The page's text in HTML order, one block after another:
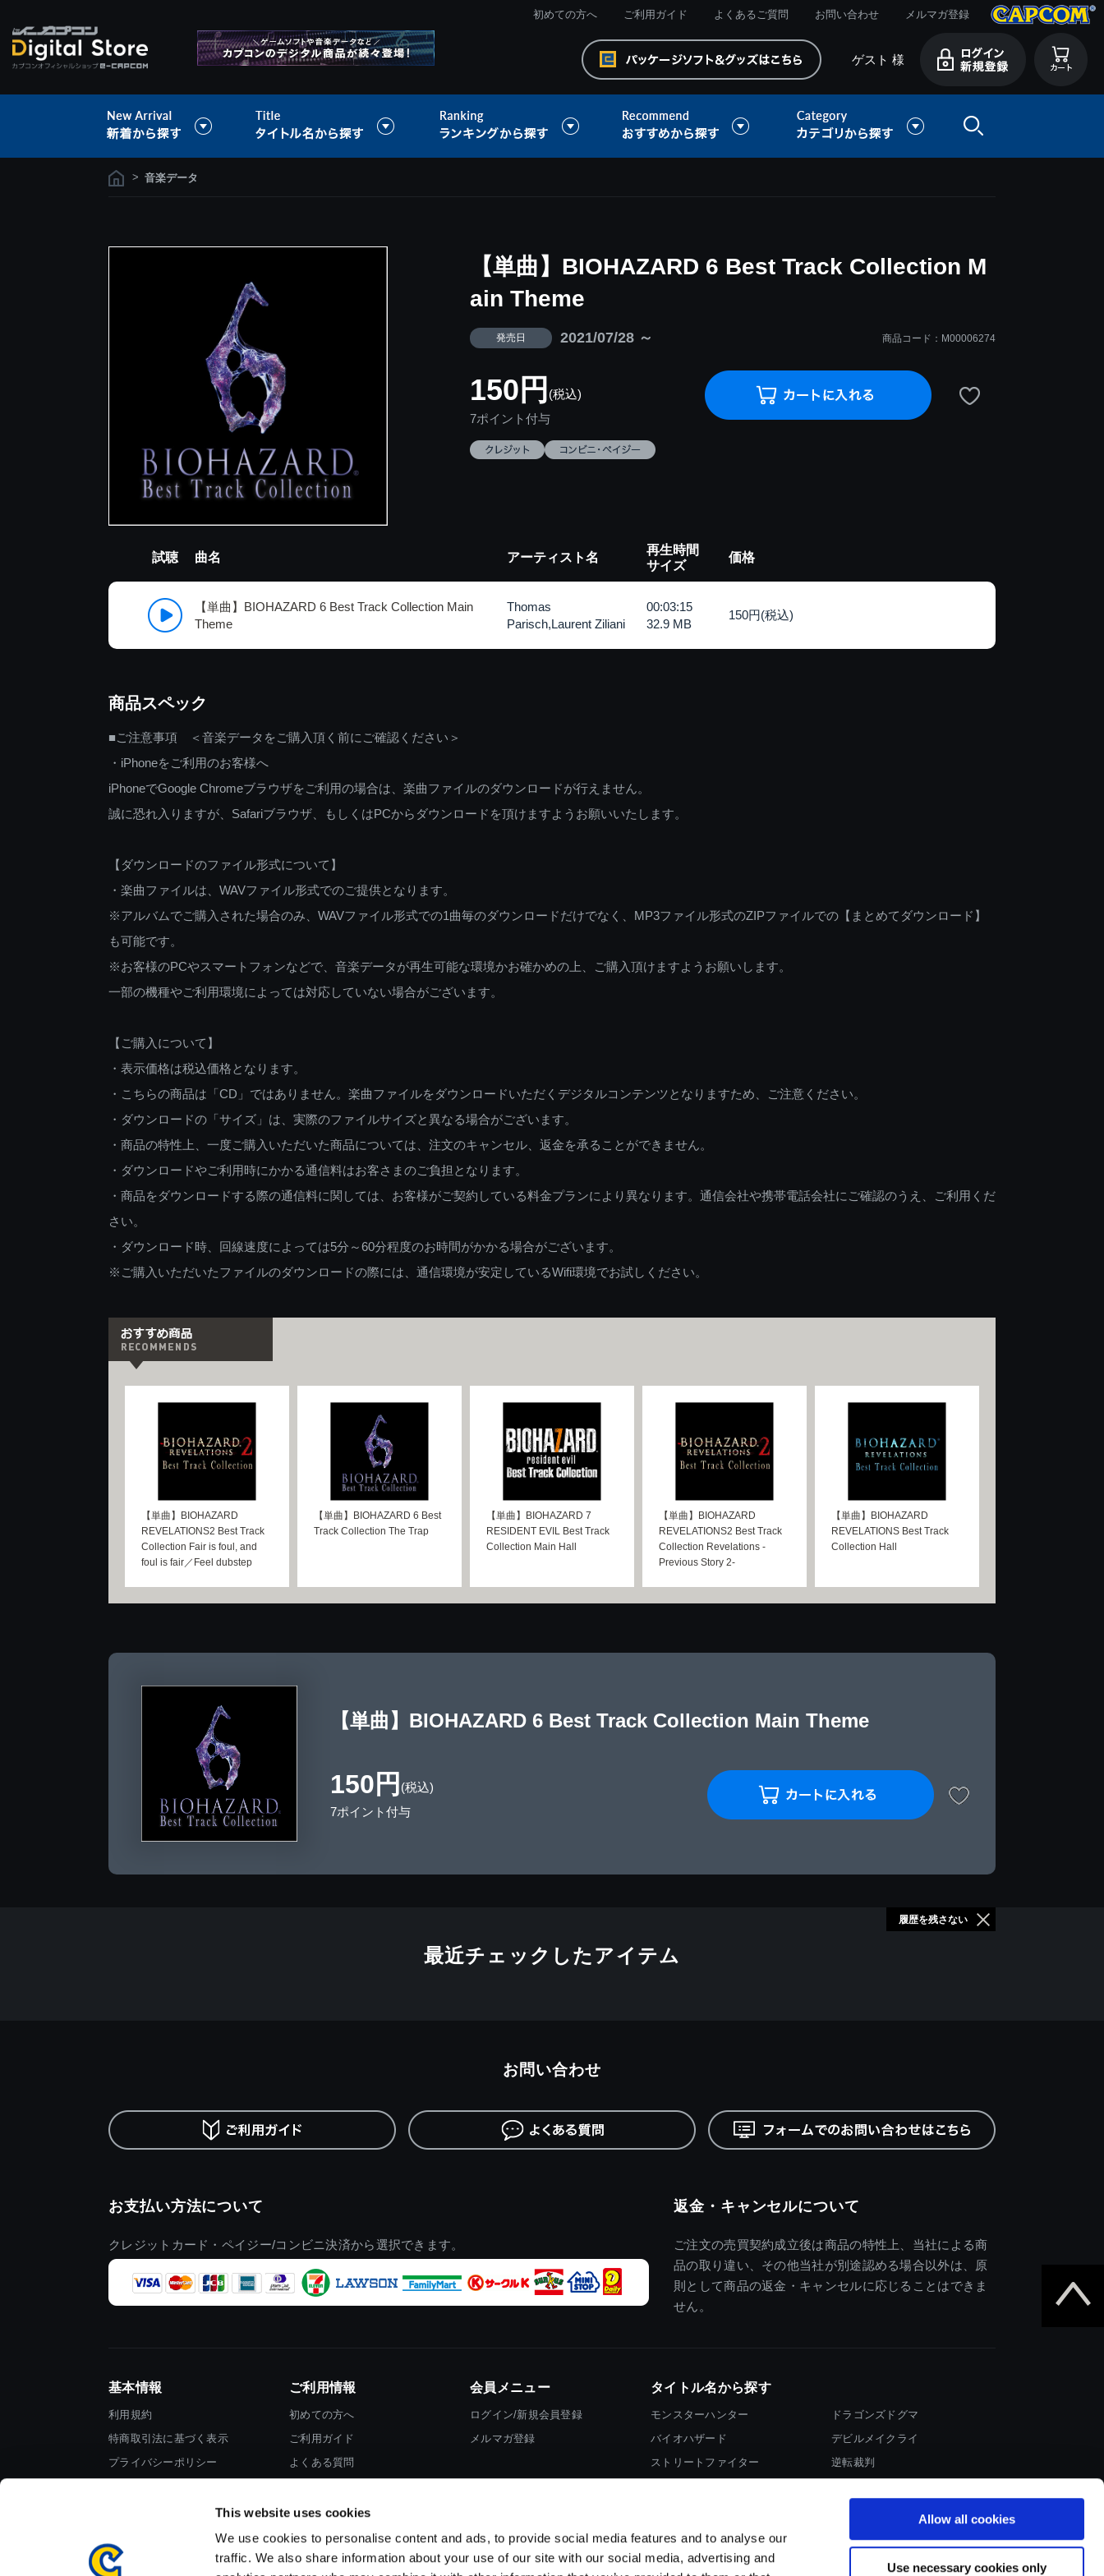
This website uses cookies
We use cookies to personalise content and ads, to provide social media features and to analyse our
traffic. We also share information about your use of our site with our social media, advertising and
Allow all cookies
Use necessary cookies only
初めての方へ ご利用ガイド よくあるご質問 お問い合わせ メルマガ登録
ゲスト 様
> 音楽データ
【単曲】BIOHAZARD 6 Best Track Collection M
ain Theme
発売日 2021/07/28 ～ 商品コード：M00006274
150円 (税込)
7ポイント付与
試聴 曲名 アーティスト名
再生時間
サイズ
価格
【単曲】BIOHAZARD 6 Best Track Collection Main
Theme
Thomas
Parisch,Laurent Ziliani
00:03:15
32.9 MB
150円(税込)
商品スペック
■ご注意事項 ＜音楽データをご購入頂く前にご確認ください＞
・iPhoneをご利用のお客様へ
iPhoneでGoogle Chromeブラウザをご利用の場合は、楽曲ファイルのダウンロードが行えません。
誠に恐れ入りますが、Safariブラウザ、もしくはPCからダウンロードを頂けますようお願いいたします。
【ダウンロードのファイル形式について】
・楽曲ファイルは、WAVファイル形式でのご提供となります。
※アルバムでご購入された場合のみ、WAVファイル形式での1曲毎のダウンロードだけでなく、MP3ファイル形式のZIPファイルでの【まとめてダウンロード】
も可能です。
※お客様のPCやスマートフォンなどで、音楽データが再生可能な環境かお確かめの上、ご購入頂けますようお願いします。
一部の機種やご利用環境によっては対応していない場合がございます。
【ご購入について】
・表示価格は税込価格となります。
・こちらの商品は「CD」ではありません。楽曲ファイルをダウンロードいただくデジタルコンテンツとなりますため、ご注意ください。
・ダウンロードの「サイズ」は、実際のファイルサイズと異なる場合がございます。
・商品の特性上、一度ご購入いただいた商品については、注文のキャンセル、返金を承ることができません。
・ダウンロードやご利用時にかかる通信料はお客さまのご負担となります。
・商品をダウンロードする際の通信料に関しては、お客様がご契約している料金プランにより異なります。通信会社や携帯電話会社にご確認のうえ、ご利用くだ
さい。
・ダウンロード時、回線速度によっては5分～60分程度のお時間がかかる場合がございます。
※ご購入いただいたファイルのダウンロードの際には、通信環境が安定しているWifi環境でお試しください。
【単曲】BIOHAZARD
REVELATIONS2 Best Track
Collection Fair is foul, and
foul is fair／Feel dubstep
【単曲】BIOHAZARD 6 Best
Track Collection The Trap
【単曲】BIOHAZARD 7
RESIDENT EVIL Best Track
Collection Main Hall
【単曲】BIOHAZARD
REVELATIONS2 Best Track
Collection Revelations -
Previous Story 2-
【単曲】BIOHAZARD
REVELATIONS Best Track
Collection Hall
【単曲】BIOHAZARD 6 Best Track Collection Main Theme
150円 (税込)
7ポイント付与
最近チェックしたアイテム
履歴を残さない
お支払い方法について
クレジットカード・ペイジー/コンビニ決済から選択できます。
返金・キャンセルについて
ご注文の売買契約成立後は商品の特性上、当社による商
品の取り違い、その他当社が別途認める場合以外は、原
則として商品の返金・キャンセルに応じることはできま
せん。
お問い合わせ
基本情報
利用規約
特商取引法に基づく表示
プライバシーポリシー
ご利用情報
初めての方へ
ご利用ガイド
よくある質問
会員メニュー
ログイン/新規会員登録
メルマガ登録
タイトル名から探す
モンスターハンター
バイオハザード
ストリートファイター
ドラゴンズドグマ
デビルメイクライ
逆転裁判